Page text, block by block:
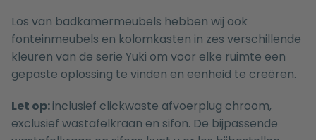
Los van badkamermeubels hebben wij ook
fonteinmeubels en kolomkasten in zes verschillende
kleuren van de serie Yuki om voor elke ruimte een
gepaste oplossing te vinden en eenheid te creëren.
Let op:inclusief clickwaste afvoerplug chroom,
exclusief wastafelkraan en sifon. De bijpassende